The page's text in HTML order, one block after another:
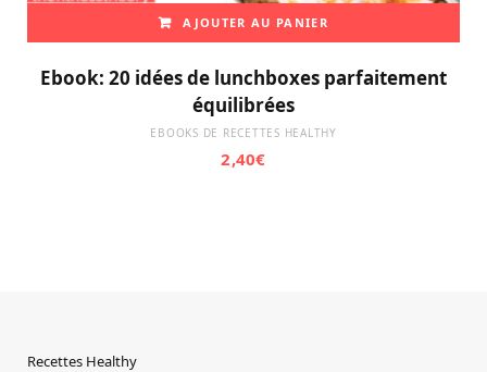
AJOUTER AU PANIER
Ebook: 20 idées de lunchboxes parfaitement
équilibrées
EBOOKS DE RECETTES HEALTHY
2,40€
Recettes Healthy